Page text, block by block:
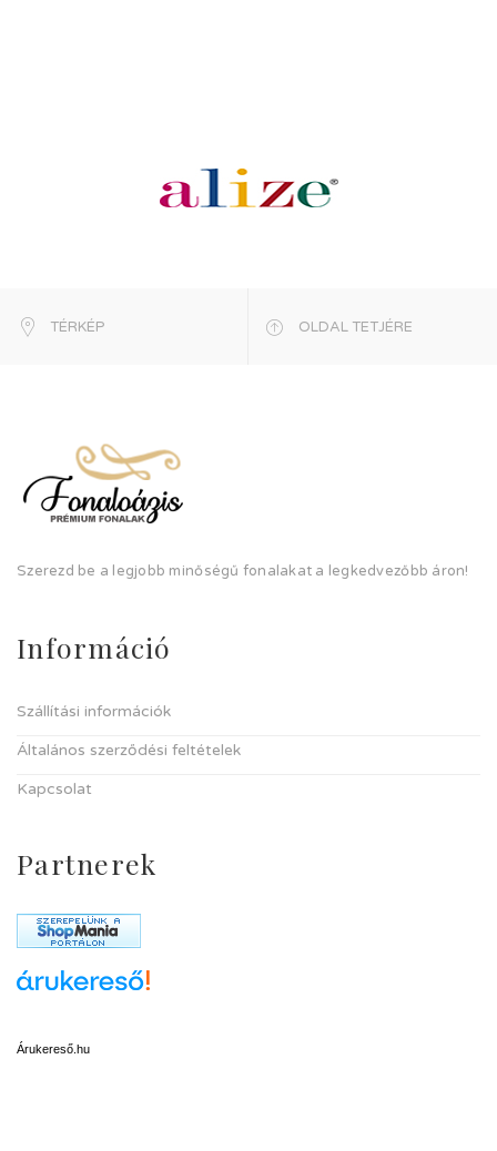
TÉRKÉP OLDAL TETJÉRE
Szerezd be a legjobb minőségű fonalakat a legkedvezőbb áron!
Információ
Szállítási információk
Általános szerződési feltételek
Kapcsolat
Partnerek
Árukereső.hu